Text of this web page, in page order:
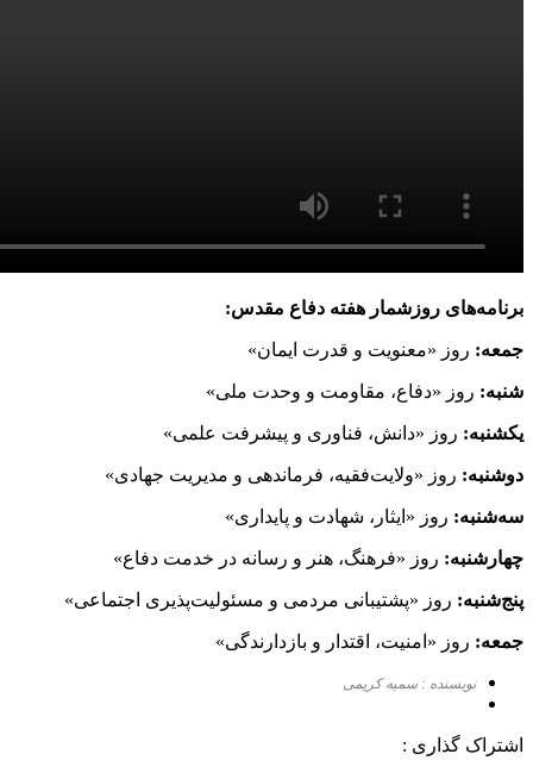
برنامه‌های روزشمار هفته دفاع مقدس:
جمعه: روز «معنویت و قدرت ایمان»
شنبه: روز «دفاع، مقاومت و وحدت ملی»
یکشنبه: روز «دانش، فناوری و پیشرفت علمی»
دوشنبه: روز «ولایت‌فقیه، فرماندهی و مدیریت جهادی»
سه‌شنبه: روز «ایثار، شهادت و پایداری»
چهارشنبه: روز «فرهنگ، هنر و رسانه در خدمت دفاع»
پنج‌شنبه: روز «پشتیبانی مردمی و مسئولیت‌پذیری اجتماعی»
جمعه: روز «امنیت، اقتدار و بازدارندگی»
نویسنده : سمیه کریمی
اشتراک گذاری :